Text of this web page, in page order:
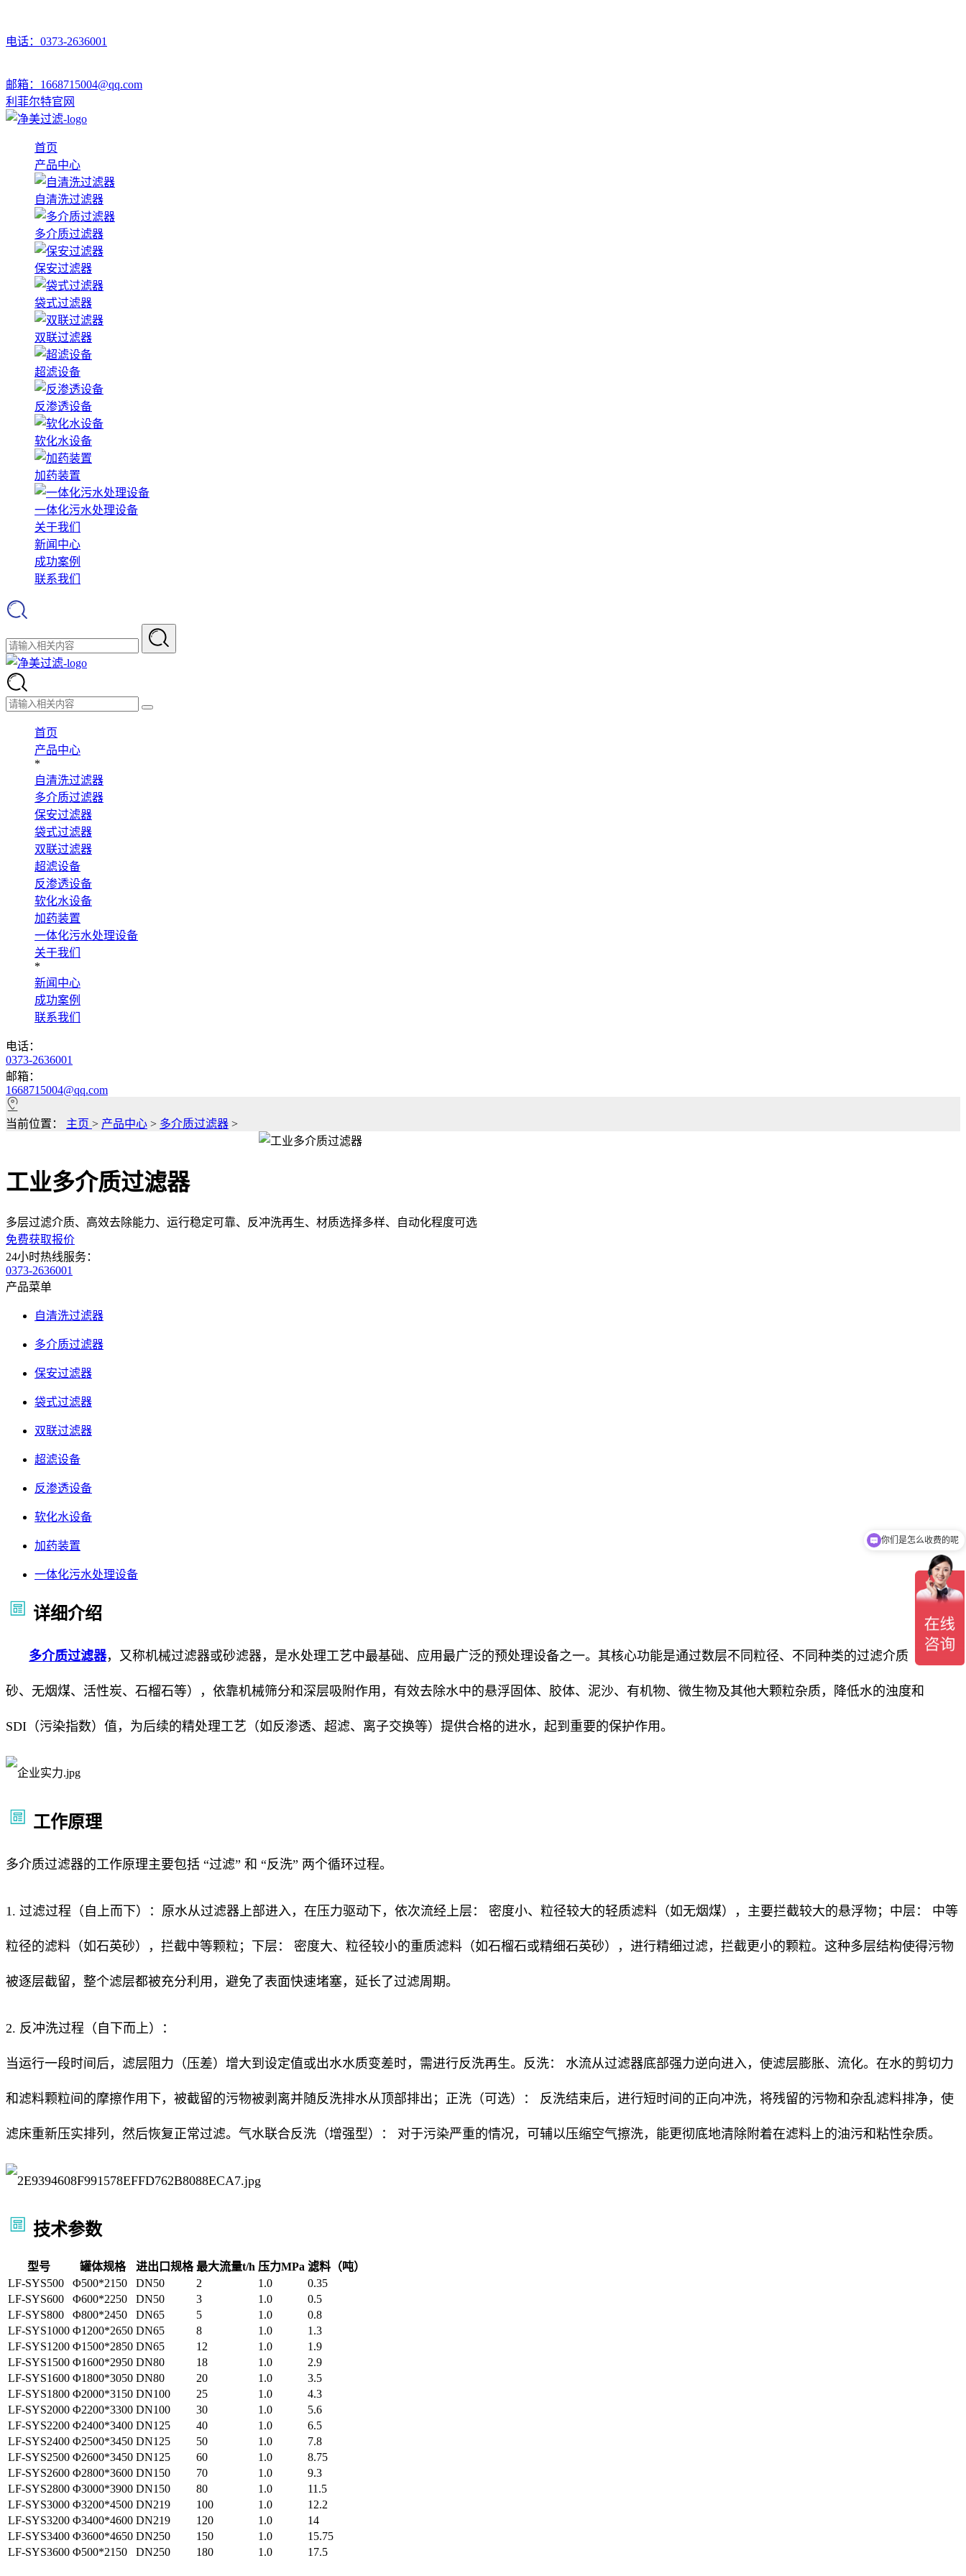
电话：0373-2636001
邮箱：1668715004@qq.com
利菲尔特官网
首页
产品中心
自清洗过滤器
多介质过滤器
保安过滤器
袋式过滤器
双联过滤器
超滤设备
反渗透设备
软化水设备
加药装置
一体化污水处理设备
关于我们
新闻中心
成功案例
联系我们
首页
产品中心
*
自清洗过滤器
多介质过滤器
保安过滤器
袋式过滤器
双联过滤器
超滤设备
反渗透设备
软化水设备
加药装置
一体化污水处理设备
关于我们
*
新闻中心
成功案例
联系我们
电话：
0373-2636001
邮箱：
1668715004@qq.com
当前位置： 主页 > 产品中心 > 多介质过滤器 >
工业多介质过滤器
多层过滤介质、高效去除能力、运行稳定可靠、反冲洗再生、材质选择多样、自动化程度可选
免费获取报价
24小时热线服务：
0373-2636001
产品菜单
自清洗过滤器
多介质过滤器
保安过滤器
袋式过滤器
双联过滤器
超滤设备
反渗透设备
软化水设备
加药装置
一体化污水处理设备
详细介绍
多介质过滤器，又称机械过滤器或砂滤器，是水处理工艺中最基础、应用最广泛的预处理设备之一。其核心功能是通过数层不同粒径、不同种类的过滤介质（如石英
砂、无烟煤、活性炭、石榴石等），依靠机械筛分和深层吸附作用，有效去除水中的悬浮固体、胶体、泥沙、有机物、微生物及其他大颗粒杂质，降低水的浊度和
SDI（污染指数）值，为后续的精处理工艺（如反渗透、超滤、离子交换等）提供合格的进水，起到重要的保护作用。
工作原理
多介质过滤器的工作原理主要包括 “过滤” 和 “反洗” 两个循环过程。
1. 过滤过程（自上而下）：原水从过滤器上部进入，在压力驱动下，依次流经上层： 密度小、粒径较大的轻质滤料（如无烟煤），主要拦截较大的悬浮物；中层： 中等
粒径的滤料（如石英砂），拦截中等颗粒；下层： 密度大、粒径较小的重质滤料（如石榴石或精细石英砂），进行精细过滤，拦截更小的颗粒。这种多层结构使得污物
被逐层截留，整个滤层都被充分利用，避免了表面快速堵塞，延长了过滤周期。
2. 反冲洗过程（自下而上）：
当运行一段时间后，滤层阻力（压差）增大到设定值或出水水质变差时，需进行反洗再生。反洗： 水流从过滤器底部强力逆向进入，使滤层膨胀、流化。在水的剪切力
和滤料颗粒间的摩擦作用下，被截留的污物被剥离并随反洗排水从顶部排出；正洗（可选）： 反洗结束后，进行短时间的正向冲洗，将残留的污物和杂乱滤料排净，使
滤床重新压实排列，然后恢复正常过滤。气水联合反洗（增强型）： 对于污染严重的情况，可辅以压缩空气擦洗，能更彻底地清除附着在滤料上的油污和粘性杂质。
技术参数
型号 罐体规格 进出口规格 最大流量t/h 压力MPa 滤料（吨）
LF-SYS500
Φ500*2150 DN50 2 1.0
0.35
LF-SYS600
Φ600*2250 DN50 3 1.0
0.5
LF-SYS800
Φ800*2450 DN65 5 1.0
0.8
LF-SYS1000 Φ1200*2650 DN65 8 1.0
1.3
LF-SYS1200 Φ1500*2850 DN65 12 1.0
1.9
LF-SYS1500 Φ1600*2950 DN80 18 1.0
2.9
LF-SYS1600 Φ1800*3050 DN80 20 1.0
3.5
LF-SYS1800 Φ2000*3150 DN100 25 1.0
4.3
LF-SYS2000 Φ2200*3300 DN100 30 1.0
5.6
LF-SYS2200 Φ2400*3400 DN125 40 1.0
6.5
LF-SYS2400 Φ2500*3450 DN125 50 1.0
7.8
LF-SYS2500 Φ2600*3450 DN125 60 1.0
8.75
LF-SYS2600 Φ2800*3600 DN150 70 1.0
9.3
LF-SYS2800 Φ3000*3900 DN150 80 1.0
11.5
LF-SYS3000 Φ3200*4500 DN219 100 1.0
12.2
LF-SYS3200 Φ3400*4600 DN219 120 1.0
14
LF-SYS3400 Φ3600*4650 DN250 150 1.0
15.75
LF-SYS3600 Φ500*2150 DN250 180 1.0 17.5
现在有优惠活动吗